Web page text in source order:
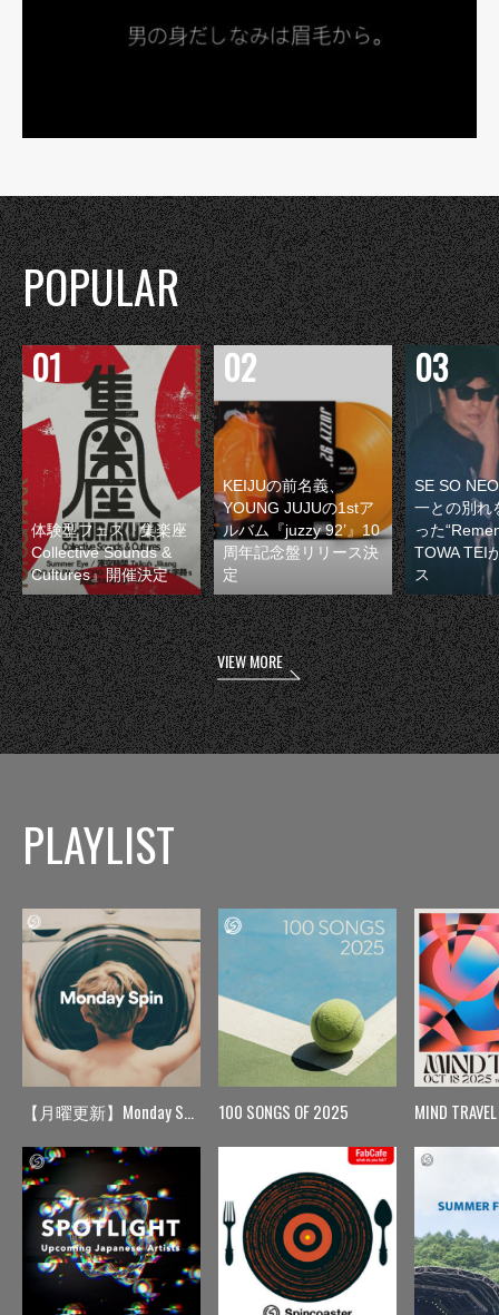
POPULAR
体験型フェス『集楽座
Collective Sounds &
Cultures』開催決定
KEIJUの前名義、
YOUNG JUJUの1stア
ルバム『juzzy 92’』10
周年記念盤リリース決
定
SE SO
一との別れ
った
TOWA TEI
ス
VIEW MORE
PLAYLIST
【月曜更新】Monday Spin 100 SONGS OF 2025 MIND TRAVEL